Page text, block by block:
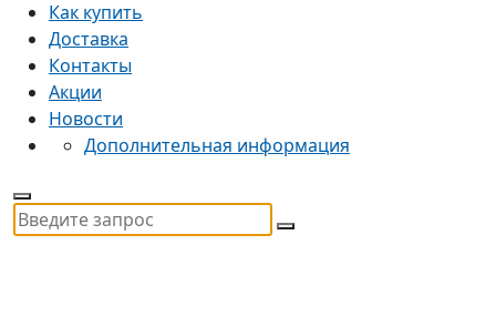
Как купить
Доставка
Контакты
Акции
Новости
Дополнительная информация